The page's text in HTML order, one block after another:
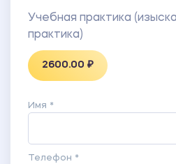
Учебная практика
практика)
2600.00 ₽
Имя *
Телефон *